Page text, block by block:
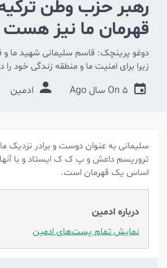
رهبر حزب وطن
قهرمان ما نیز هست
دوغو پرینچک: قاسم سلیمانی شهید ما و
زیرا برای امنیت ما و منطقه زندگی خود
On 5 سال Ago ادمین
سلیمانی به عنوان دوست و برادر نزدیک
تروریسم داعش و پ ک ک ایستاد و با
اساس یک قهرمان است.
درباره ادمین
نمایش تمام پست‌های ادمین